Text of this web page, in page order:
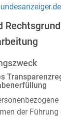
der Führung